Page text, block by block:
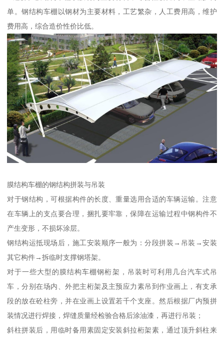
单。钢结构车棚以钢材为主要材料，工艺繁杂，人工费用高，维护
费用高，综合造价性价比低。
膜结构车棚的钢结构拼装与吊装
对于钢结构，可根据构件的长度、重量选用合适的车辆运输。注意
在车辆上的支点要合理，捆扎要牢靠，保障在运输过程中钢构件不
产生变形，不损坏涂层。
钢结构运抵现场后，施工安装顺序一般为：分段拼装→吊装→安装
其它构件→拆临时支撑钢塔架。
对于一些大型的膜结构车棚钢桁架，吊装时可利用几台汽车式吊
车，分别在场内、外把主桁架及主预应力素吊到作业画上，有支承
段的放在砼柱旁，并在业画上设置若千个支座。然后根据厂内预拼
装情况进行焊接，焊缝质量经检验合格后涂油漆，再进行吊装；
斜柱拼装后，用临时备用素固定安装斜拉桁架素，通过顶升斜柱来